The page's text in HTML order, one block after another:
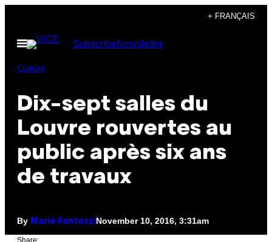
content
+ FRANÇAIS
Open
Menu
SubscribeNewsletter
Culture
Dix-sept salles du
Louvre rouvertes au
public après six ans
de travaux
By Marie FantozziNovember 10, 2016, 3:31am
Share: